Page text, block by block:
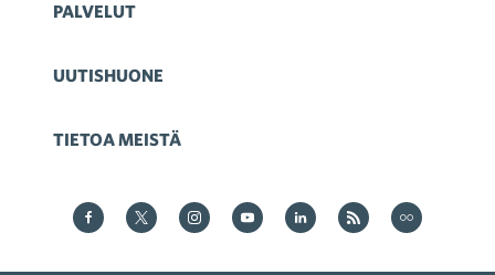
PALVELUT
UUTISHUONE
TIETOA MEISTÄ
Kauppa Facebookissa
Kauppa Twitterissä
Kauppa on Instagram
Kauppa YouTubesssa
Kauppa LinkedInissä
Kauppa on RSS